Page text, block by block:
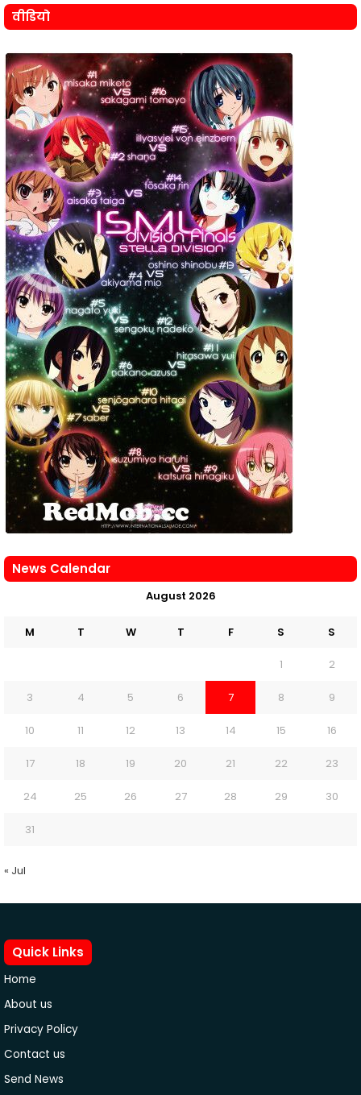
वीडियो
News Calendar
August 2026
M T W T F S S
1 2
3 4 5 6 7 8 9
10 11 12 13 14 15 16
17 18 19 20 21 22 23
24 25 26 27 28 29 30
31
« Jul
Quick Links
Home
About us
Privacy Policy
Contact us
Send News